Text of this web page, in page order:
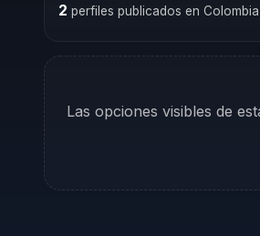
2 perfiles publicados en Colombia
Las opciones visibles de